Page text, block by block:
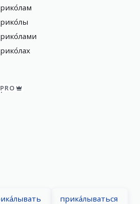
PRO
прика́лываться